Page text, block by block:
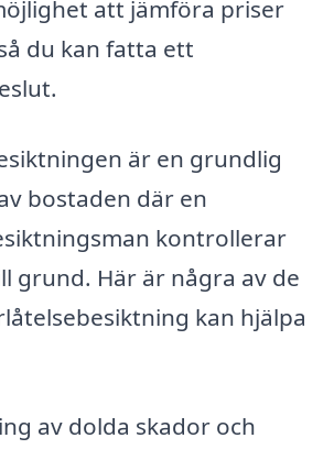
att jämföra priser
du kan fatta ett
är en grundlig
bostaden där en
kontrollerar
grund. Här är några av de
kan hjälpa
av dolda skador och